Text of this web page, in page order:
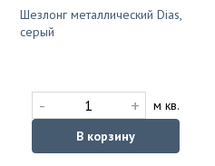
Шезлонг металлический Dias,
серый
- +
м кв.
В корзину